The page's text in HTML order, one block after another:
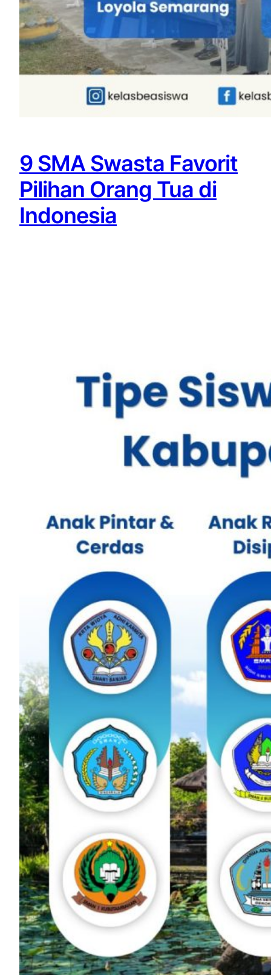
9 SMA Swasta Favorit
Pilihan Orang Tua di
Indonesia